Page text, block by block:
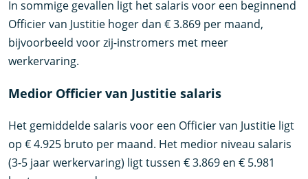
In sommige gevallen ligt het salaris voor een beginnend
Officier van Justitie hoger dan € 3.869 per maand,
bijvoorbeeld voor zij-instromers met meer
werkervaring.
Medior Officier van Justitie salaris
Het gemiddelde salaris voor een Officier van Justitie ligt
op € 4.925 bruto per maand. Het medior niveau salaris
(3-5 jaar werkervaring) ligt tussen € 3.869 en € 5.981